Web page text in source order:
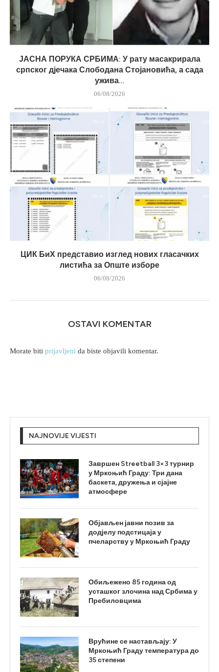
ЈАСНА ПОРУКА СРБИМА: У рату масакрирала
српског дјечака Слободана Стојановића, а сада
ужива...
06/08/2026
ЦИК БиХ представио изглед нових гласачких
листића за Опште изборе
06/08/2026
OSTAVI KOMENTAR
Morate biti prijavljeni da biste objavili komentar.
NAJNOVIJE VIJESTI
Завршен Streetball 3×3 турнир
у Мркоњић Граду: Три дана
баскета, дружења и сјајне
атмосфере
Објављен јавни позив за
додјелу подстицаја у
пчеларству у Мркоњић Граду
Обиљежено 85 година од
усташког злочина над Србима у
Пребиловцима
Врућине се настављају: У
Мркоњић Граду температура до
35 степени